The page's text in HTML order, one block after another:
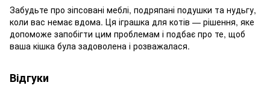
Забудьте про зіпсовані меблі, подряпані подушки та нудьгу,
коли вас немає вдома. Ця іграшка для котів — рішення, яке
допоможе запобігти цим проблемам і подбає про те, щоб
ваша кішка була задоволена і розважалася.
Відгуки